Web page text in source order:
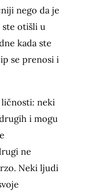
nego da je
ste otišli ​​u
kada ste
se prenosi i
neki
i mogu
ne
Neki ljudi